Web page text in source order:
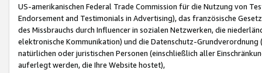
US-amerikanischen Federal Trade Commission für die Nutzung von
Endorsement and Testimonials in Advertising), das französische
des Missbrauchs durch Influencer in sozialen Netzwerken, die
elektronische Kommunikation) und die Datenschutz-
natürlichen oder juristischen Personen (einschließlich aller
auferlegt werden, die Ihre Website hostet),